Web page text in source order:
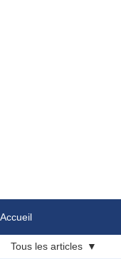
Accueil
Tous les articles